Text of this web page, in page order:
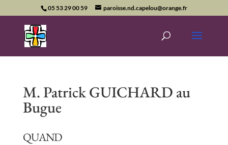
05 53 29 00 59 paroisse.nd.capelou@orange.fr
M. Patrick GUICHARD au
Bugue
QUAND